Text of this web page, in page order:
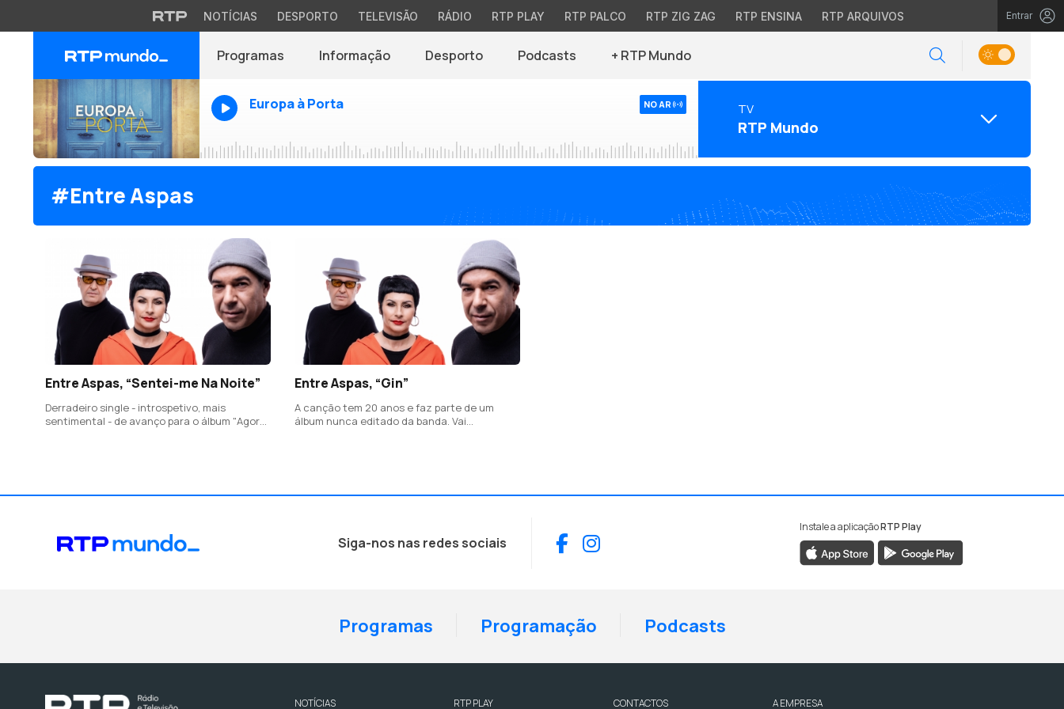
NOTÍCIAS DESPORTO TELEVISÃO RÁDIO RTP PLAY RTP PALCO RTP ZIG ZAG RTP ENSINA RTP ARQUIVOS Entrar
Programas Informação Desporto Podcasts + RTP Mundo
Europa à Porta NO AR TV
RTP Mundo
#Entre Aspas
Entre Aspas, “Sentei-me Na Noite”
Derradeiro single - introspetivo, mais
sentimental - de avanço para o álbum "Agora",
Entre Aspas, “Gin”
A canção tem 20 anos e faz parte de um
álbum nunca editado da banda. Vai
Siga-nos nas redes sociais Facebook
Instagram
Instale a aplicaçãoRTP Play
Programas Programação Podcasts
NOTÍCIAS RTP PLAY CONTACTOS A EMPRESA